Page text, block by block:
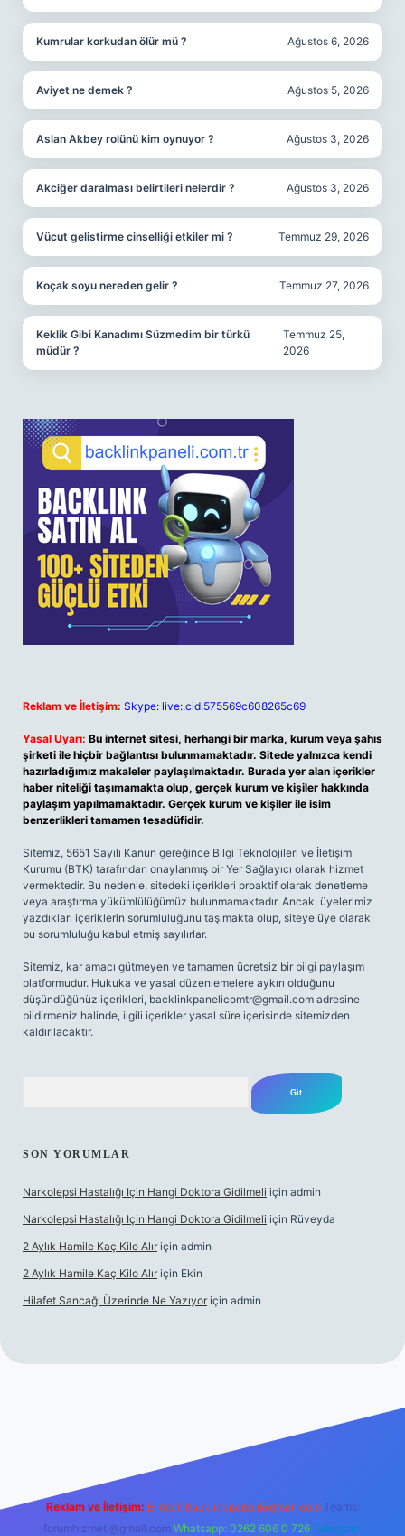
Kumrular korkudan ölür mü ? Ağustos 6, 2026
Aviyet ne demek ? Ağustos 5, 2026
Aslan Akbey rolünü kim oynuyor ? Ağustos 3, 2026
Akciğer daralması belirtileri nelerdir ? Ağustos 3, 2026
Vücut gelistirme cinselliği etkiler mi ? Temmuz 29, 2026
Koçak soyu nereden gelir ? Temmuz 27, 2026
Keklik Gibi Kanadımı Süzmedim bir türkü
müdür ?
Temmuz 25,
2026
Reklam ve İletişim: Skype: live:.cid.575569c608265c69
Yasal Uyarı: Bu internet sitesi, herhangi bir marka, kurum veya şahıs
şirketi ile hiçbir bağlantısı bulunmamaktadır. Sitede yalnızca kendi
hazırladığımız makaleler paylaşılmaktadır. Burada yer alan içerikler
haber niteliği taşımamakta olup, gerçek kurum ve kişiler hakkında
paylaşım yapılmamaktadır. Gerçek kurum ve kişiler ile isim
benzerlikleri tamamen tesadüfidir.
Sitemiz, 5651 Sayılı Kanun gereğince Bilgi Teknolojileri ve İletişim
Kurumu (BTK) tarafından onaylanmış bir Yer Sağlayıcı olarak hizmet
vermektedir. Bu nedenle, sitedeki içerikleri proaktif olarak denetleme
veya araştırma yükümlülüğümüz bulunmamaktadır. Ancak, üyelerimiz
yazdıkları içeriklerin sorumluluğunu taşımakta olup, siteye üye olarak
bu sorumluluğu kabul etmiş sayılırlar.
Sitemiz, kar amacı gütmeyen ve tamamen ücretsiz bir bilgi paylaşım
platformudur. Hukuka ve yasal düzenlemelere aykırı olduğunu
düşündüğünüz içerikleri, backlinkpanelicomtr@gmail.com adresine
bildirmeniz halinde, ilgili içerikler yasal süre içerisinde sitemizden
kaldırılacaktır.
SON YORUMLAR
Narkolepsi Hastalığı Için Hangi Doktora Gidilmeli için admin
Narkolepsi Hastalığı Için Hangi Doktora Gidilmeli için Rüveyda
2 Aylık Hamile Kaç Kilo Alır için admin
2 Aylık Hamile Kaç Kilo Alır için Ekin
Hilafet Sancağı Üzerinde Ne Yazıyor için admin
Reklam ve İletişim: E-mail: backlinkpaneli@gmail.com Teams:
forumhizmeti@gmail.com Whatsapp: 0262 606 0 726 Telegram: